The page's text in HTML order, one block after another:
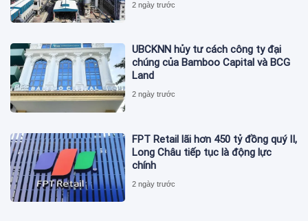
2 ngày trước
UBCKNN hủy tư cách công ty đại
chúng của Bamboo Capital và BCG
Land
2 ngày trước
FPT Retail lãi hơn 450 tỷ đồng quý II,
Long Châu tiếp tục là động lực
chính
2 ngày trước